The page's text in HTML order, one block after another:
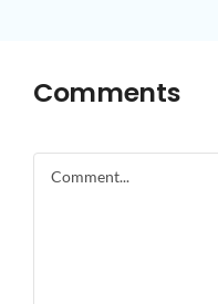
Comments
Comment